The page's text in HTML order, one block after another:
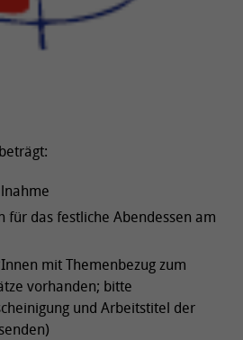
für das festliche Abendessen am
mit Themenbezug zum
vorhanden; bitte
und Arbeitstitel der